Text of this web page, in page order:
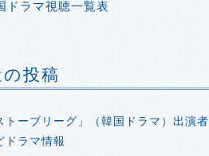
ドラマ視聴一覧表
投稿
トーブリーグ」（韓国ドラマ）出演者
ドラマ情報